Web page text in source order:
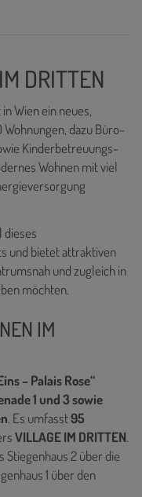
DRITTEN
Wien ein neues,
dazu Büro-
Kinderbetreuungs-
Wohnen mit viel
dieses
und bietet attraktiven
und zugleich in
möchten.
IM
– Palais Rose“
1 und 3 sowie
. Es umfasst95
VILLAGE IM DRITTEN.
2 über die
1 über den